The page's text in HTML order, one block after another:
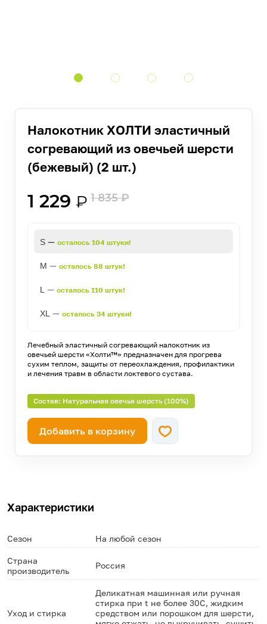
Налокотник ХОЛТИ эластичный
согревающий из овечьей шерсти
(бежевый) (2 шт.)
1 229 ₽ 1 835₽
S— осталось 104 штуки!
M — осталось 88 штук!
L — осталось 110 штук!
XL — осталось 34 штуки!
Лечебный эластичный согревающий налокотник из
овечьей шерсти «Холти™» предназначен для прогрева
сухим теплом, защиты от переохлаждения, профилактики
и лечения травм в области локтевого сустава.
Состав: Натуральная овечья шерсть (100%)
Добавить в корзину
Характеристики
Сезон На любой сезон
Страна
производитель
Россия
Уход и стирка
Деликатная машинная или ручная
стирка при t не более 30С, жидким
средством или порошком для шерсти,